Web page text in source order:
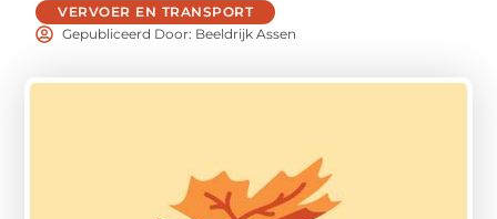
VERVOER EN TRANSPORT
Gepubliceerd Door: Beeldrijk Assen